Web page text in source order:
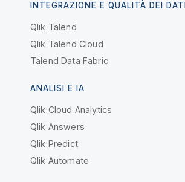
INTEGRAZIONE E QUALITÀ DEI DATI
Qlik Talend
Qlik Talend Cloud
Talend Data Fabric
ANALISI E IA
Qlik Cloud Analytics
Qlik Answers
Qlik Predict
Qlik Automate